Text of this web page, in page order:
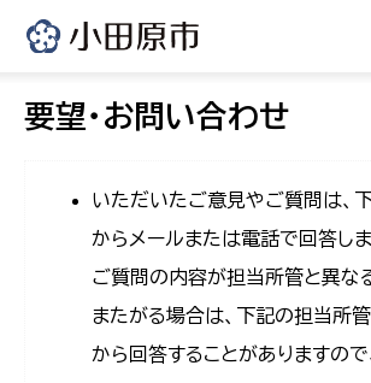
要望・お問い合わせ
いただいたご意見やご質問は、
からメールまたは電話で回答し
ご質問の内容が担当所管と異な
またがる場合は、下記の担当所
から回答することがありますので